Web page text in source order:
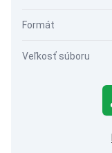
Formát
Veľkosť súboru